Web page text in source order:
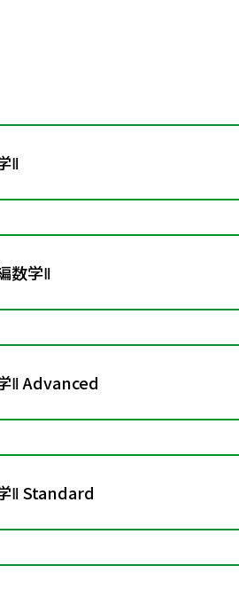
Ⅱ
数学Ⅱ
Ⅱ Advanced
Ⅱ Standard